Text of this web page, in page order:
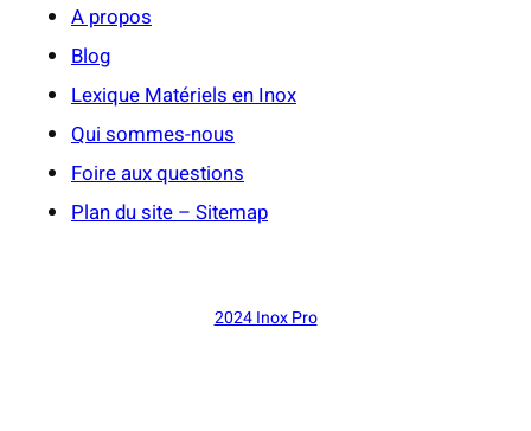
A propos
Blog
Lexique Matériels en Inox
Qui sommes-nous
Foire aux questions
Plan du site – Sitemap
2024 Inox Pro